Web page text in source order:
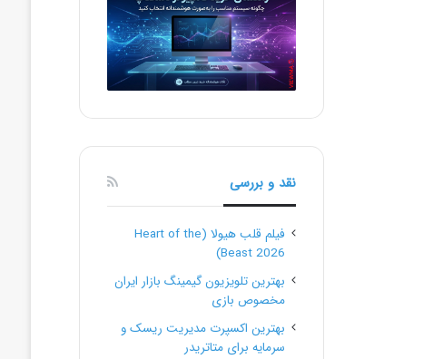
نقد و بررسی
فیلم قلب هیولا (Heart of the
Beast 2026)
بهترین تلویزیون گیمینگ بازار ایران
مخصوص بازی
بهترین اکسپرت مدیریت ریسک و
سرمایه برای متاتریدر